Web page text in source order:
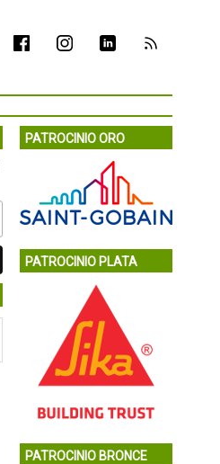
PATROCINIO ORO
PATROCINIO PLATA
PATROCINIO BRONCE